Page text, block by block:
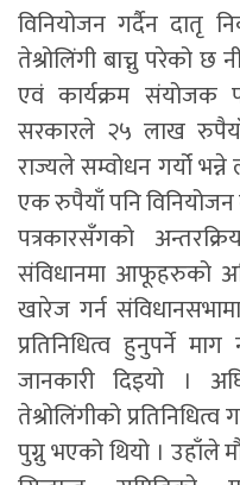
विनियोजन गर्दैन दातृ
तेश्रोलिंगी बाच्नु परेको छ
एवं कार्यक्रम संयोजक
सरकारले २५ लाख
राज्यले सम्वोधन गर्यो
एक रुपैयाँ पनि
पत्रकारसँगको
संविधानमा आफूहरुको
खारेज गर्न
प्रतिनिधित्व हुनुपर्ने
जानकारी दिइयो ।
तेश्रोलिंगीको
पुग्नु भएको थियो ।